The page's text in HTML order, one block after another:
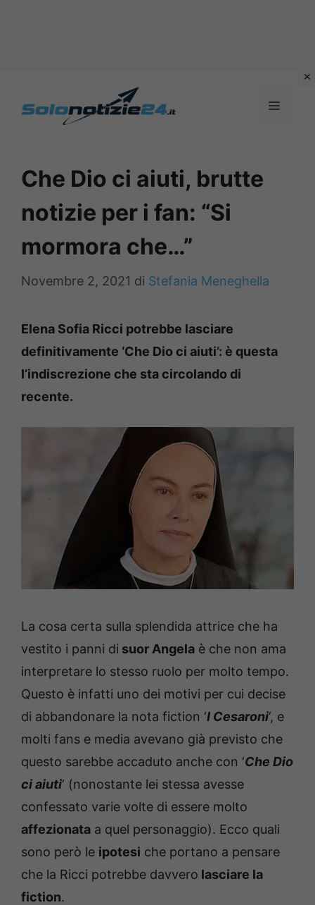
MENU
Che Dio ci aiuti, brutte
notizie per i fan: “Si
mormora che…”
Novembre 2, 2021 di Stefania Meneghella
Elena Sofia Ricci potrebbe lasciare
definitivamente ‘Che Dio ci aiuti’: è questa
l’indiscrezione che sta circolando di
recente.
La cosa certa sulla splendida attrice che ha
vestito i panni di suor Angela è che non ama
interpretare lo stesso ruolo per molto tempo.
Questo è infatti uno dei motivi per cui decise
di abbandonare la nota fiction ‘I Cesaroni‘, e
molti fans e media avevano già previsto che
questo sarebbe accaduto anche con ‘Che Dio
ci aiuti‘ (nonostante lei stessa avesse
confessato varie volte di essere molto
affezionata a quel personaggio). Ecco quali
sono però le ipotesi che portano a pensare
che la Ricci potrebbe davvero lasciare la
fiction.